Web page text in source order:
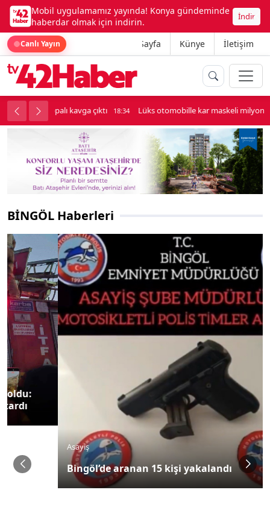
Mobil uygulamamız yayında! Konya gündeminde
haberdar olmak için indirin.
İndir
Canlı Yayın Ana Sayfa Künye İletişim
kavga çıktı 18:34 Lüks otomobille kar maskeli milyonluk soygun
BİNGÖL Haberleri
Bingöl’de aranan 15 kişi yakalandı